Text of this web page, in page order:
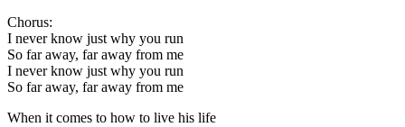
Chorus:
I never know just why you run
So far away, far away from me
I never know just why you run
So far away, far away from me
When it comes to how to live his life